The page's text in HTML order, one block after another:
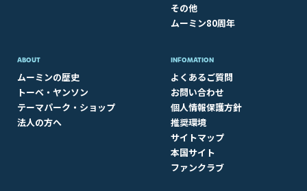
その他
ムーミン80周年
ABOUT​
ムーミンの歴史
トーベ・ヤンソン
テーマパーク・ショップ
法人の方へ
INFOMATION
よくあるご質問
お問い合わせ
個人情報保護方針
推奨環境
サイトマップ
本国サイト
ファンクラブ